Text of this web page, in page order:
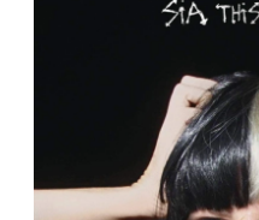
Телеграм
ВКонтакте
Одноклассники